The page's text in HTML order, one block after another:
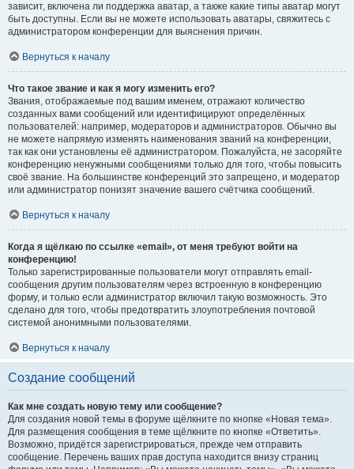
зависит, включена ли поддержка аватар, а также какие типы аватар могут
быть доступны. Если вы не можете использовать аватары, свяжитесь с
администратором конференции для выяснения причин.
Вернуться к началу
Что такое звание и как я могу изменить его?
Звания, отображаемые под вашим именем, отражают количество
созданных вами сообщений или идентифицируют определённых
пользователей: например, модераторов и администраторов. Обычно вы
не можете напрямую изменять наименования званий на конференции,
так как они установлены её администратором. Пожалуйста, не засоряйте
конференцию ненужными сообщениями только для того, чтобы повысить
своё звание. На большинстве конференций это запрещено, и модератор
или администратор понизят значение вашего счётчика сообщений.
Вернуться к началу
Когда я щёлкаю по ссылке «email», от меня требуют войти на
конференцию!
Только зарегистрированные пользователи могут отправлять email-
сообщения другим пользователям через встроенную в конференцию
форму, и только если администратор включил такую возможность. Это
сделано для того, чтобы предотвратить злоупотребления почтовой
системой анонимными пользователями.
Вернуться к началу
Создание сообщений
Как мне создать новую тему или сообщение?
Для создания новой темы в форуме щёлкните по кнопке «Новая тема».
Для размещения сообщения в теме щёлкните по кнопке «Ответить».
Возможно, придётся зарегистрироваться, прежде чем отправить
сообщение. Перечень ваших прав доступа находится внизу страниц